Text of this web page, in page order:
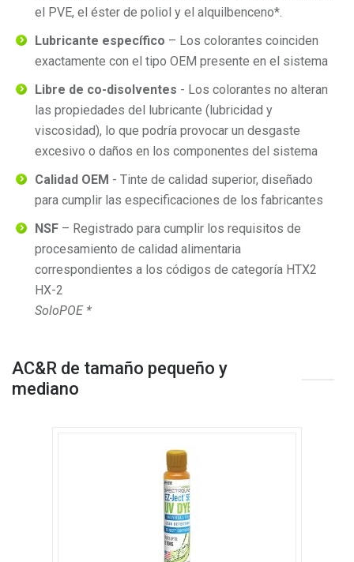
el PVE, el éster de poliol y el alquilbenceno*.
Lubricante específico – Los colorantes coinciden
exactamente con el tipo OEM presente en el sistema
Libre de co-disolventes - Los colorantes no alteran
las propiedades del lubricante (lubricidad y
viscosidad), lo que podría provocar un desgaste
excesivo o daños en los componentes del sistema
Calidad OEM - Tinte de calidad superior, diseñado
para cumplir las especificaciones de los fabricantes
NSF – Registrado para cumplir los requisitos de
procesamiento de calidad alimentaria
correspondientes a los códigos de categoría HTX2
HX-2
SoloPOE *
AC&R de tamaño pequeño y
mediano